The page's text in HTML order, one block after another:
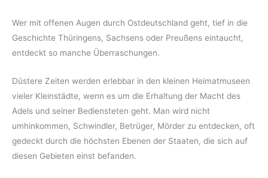
Wer mit offenen Augen durch Ostdeutschland geht, tief in die
Geschichte Thüringens, Sachsens oder Preußens eintaucht,
entdeckt so manche Überraschungen.
Düstere Zeiten werden erlebbar in den kleinen Heimatmuseen
vieler Kleinstädte, wenn es um die Erhaltung der Macht des
Adels und seiner Bediensteten geht. Man wird nicht
umhinkommen, Schwindler, Betrüger, Mörder zu entdecken, oft
gedeckt durch die höchsten Ebenen der Staaten, die sich auf
diesen Gebieten einst befanden.